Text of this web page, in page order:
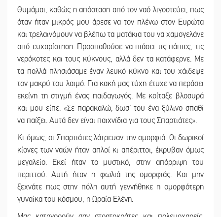
Θυμάμαι, καθώς η απόσταση από τον ναό λιγοστεύει, πως
όταν ήταν μικρός μου άρεσε να τον πλένω στον Ευρώτα
και τρελαινόμουν να βλέπω τα ματάκια του να χαμογελάνε
από ευχαρίστηση. Προσπαθούσε να πιάσει τις πάπιες, τις
νερόκοτες και τους κύκνους, αλλά δεν τα κατάφερνε. Με
τα πολλά πλησιάσαμε έναν λευκό κύκνο και του χάιδεψε
τον μακρύ του λαιμό. Για κακή μας τύχη έτυχε να περάσει
εκείνη τη στιγμή ένας παιδαγωγός. Με κοίταξε βλοσυρά
και μου είπε: «Σε παρακαλώ, δωσ’ του ένα ξύλινο σπαθί
να παίξει. Αυτά δεν είναι παιχνίδια για τους Σπαρτιάτες».
Κι όμως, οι Σπαρτιάτες λάτρευαν την ομορφιά. Οι δωρικοί
κίονες των ναών ήταν απλοί κι απέριττοι, έκρυβαν όμως
μεγαλείο. Εκεί ήταν το μυστικό, στην απόρριψη του
περιττού. Αυτή ήταν η φωλιά της ομορφιάς. Και μην
ξεχνάτε πως στην πόλη αυτή γεννήθηκε η ομορφότερη
γυναίκα του κόσμου, η Ωραία Ελένη.